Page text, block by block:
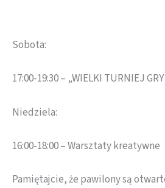
Sobota:
17:00-19:30 – „WIELKI TURNIEJ
Niedziela:
16:00-18:00 – Warsztaty kreatywne
Pamiętajcie, że pawilony są